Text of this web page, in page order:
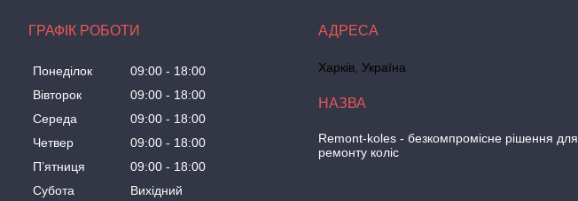
ГРАФІК РОБОТИ
Понеділок 09:00
18:00
Вівторок
09:00
18:00
Середа
09:00
18:00
Четвер
09:00
18:00
Пʼятниця
09:00
18:00
Субота
Вихідний
Харків, Україна
Remont-koles - безкомпромісне рішення для
ремонту коліс